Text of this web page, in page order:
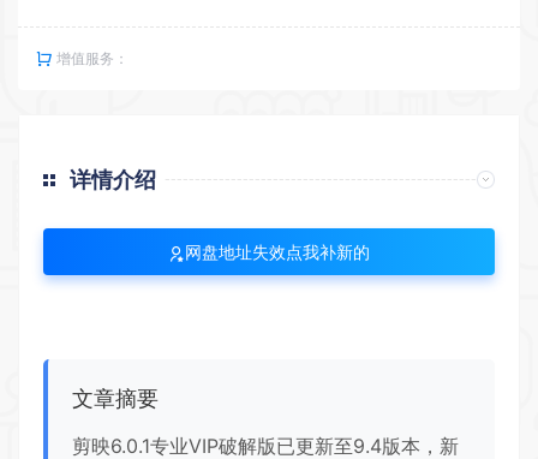
增值服务：
详情介绍
网盘地址失效点我补新的
文章摘要
剪映6.0.1专业VIP破解版已更新至9.4版本，新